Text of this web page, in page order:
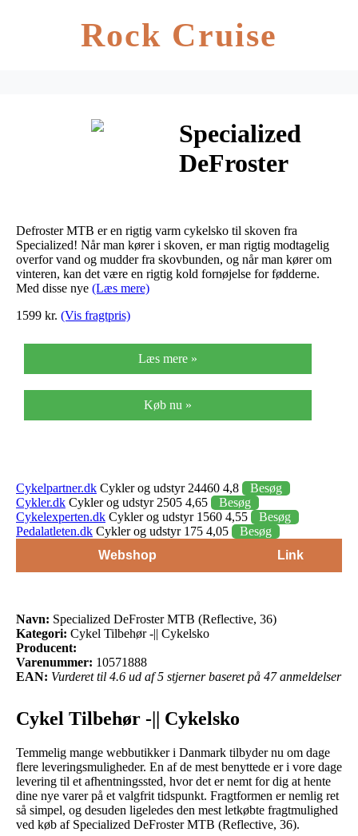
Rock Cruise
Specialized
DeFroster
(Reflective,
36)
Defroster MTB er en rigtig varm cykelsko til skoven fra
Specialized! Når man kører i skoven, er man rigtig modtagelig
overfor vand og mudder fra skovbunden, og når man kører om
vinteren, kan det være en rigtig kold fornøjelse for fødderne.
Med disse nye (Læs mere)
1599 kr. (Vis fragtpris)
Læs mere »
Køb nu »
Cykelpartner.dk Cykler og udstyr 24460 4,8
Besøg
Cykler.dk Cykler og udstyr 2505 4,65
Besøg
Cykelexperten.dk Cykler og udstyr 1560 4,55
Besøg
Pedalatleten.dk Cykler og udstyr 175 4,05
Besøg
Webshop
Link
Navn: Specialized DeFroster MTB (Reflective, 36)
Kategori: Cykel Tilbehør -|| Cykelsko
Producent:
Varenummer: 10571888
EAN: Vurderet til 4.6 ud af 5 stjerner baseret på 47 anmeldelser
Cykel Tilbehør -|| Cykelsko
Temmelig mange webbutikker i Danmark tilbyder nu om dage
flere leveringsmuligheder. En af de mest benyttede er i vore dage
levering til et afhentningssted, hvor det er nemt for dig at hente
dine nye varer på et valgfrit tidspunkt. Fragtformen er nemlig ret
så simpel, og desuden ligeledes den mest letkøbte fragtmulighed
ved køb af Specialized DeFroster MTB (Reflective, 36).